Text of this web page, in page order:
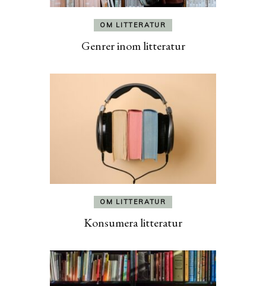
OM LITTERATUR
Genrer inom litteratur
OM LITTERATUR
Konsumera litteratur